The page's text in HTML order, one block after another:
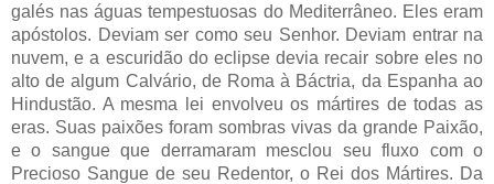
galés nas águas tempestuosas do Mediterrâneo. Eles eram
apóstolos. Deviam ser como seu Senhor. Deviam entrar na
nuvem, e a escuridão do eclipse devia recair sobre eles no
alto de algum Calvário, de Roma à Báctria, da Espanha ao
Hindustão. A mesma lei envolveu os mártires de todas as
eras. Suas paixões foram sombras vivas da grande Paixão,
e o sangue que derramaram mesclou seu fluxo com o
Precioso Sangue de seu Redentor, o Rei dos Mártires. Da